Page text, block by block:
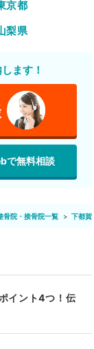
京都
梨県
ます！
で無料相談
骨院・接骨院一覧 下都賀
イント4つ！伝